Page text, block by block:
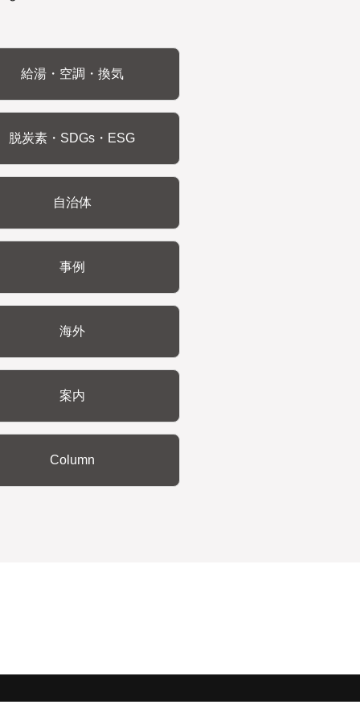
給湯・空調・換気
脱炭素・SDGs・ESG
自治体
事例
海外
案内
Column